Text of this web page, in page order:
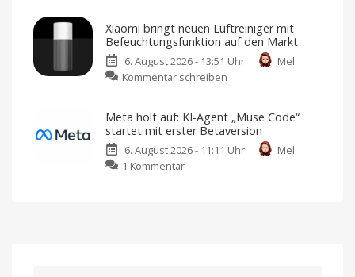
Rabatte
gibt
es
mehr
ist
da:
Apple
Jetzt
laden
und
Xiaomi bringt neuen Luftreiniger mit
Befeuchtungsfunktion auf den Markt
6. August 2026 - 13:51 Uhr
Mel
Kommentar schreiben
neuen
Luftreiniger
mit
Meta holt auf: KI-Agent „Muse Code“
startet mit erster Betaversion
6. August 2026 - 11:11 Uhr
Mel
1 Kommentar